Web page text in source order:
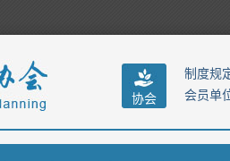
协会
制度规
会员单